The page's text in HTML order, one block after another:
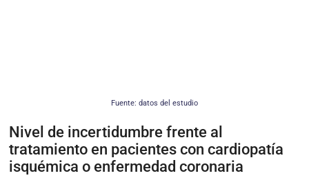
Fuente: datos del estudio
Nivel de incertidumbre frente al
tratamiento en pacientes con cardiopatía
isquémica o enfermedad coronaria